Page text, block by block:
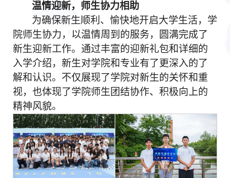
温情迎新，师生协力相助
为确保新生顺利、愉快地开启大学生活，学
院师生协力，以温情周到的服务，圆满完成了
新生迎新工作。通过丰富的迎新礼包和详细的
入学介绍，新生对学院和专业有了更深入的了
解和认识。不仅展现了学院对新生的关怀和重
视，也体现了学院师生团结协作、积极向上的
精神风貌。